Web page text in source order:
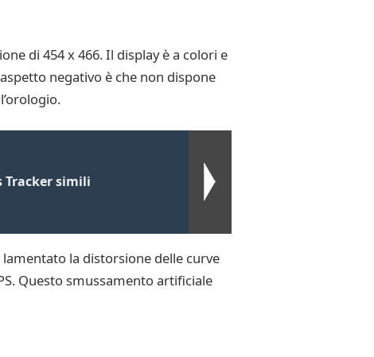
di 454 x 466. Il display è a colori e
negativo è che non dispone
Tracker simili
la distorsione delle curve
Questo smussamento artificiale